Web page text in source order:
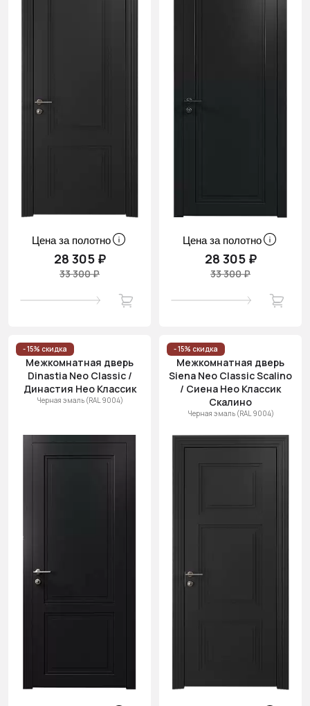
Цена за полотно
28 305 ₽
33 300 ₽
Цена за полотно
28 305 ₽
33 300 ₽
- 15% скидка
Межкомнатная дверь
Dinastia Neo Classic /
Династия Нео Классик
Черная эмаль (RAL 9004)
- 15% скидка
Межкомнатная дверь
Siena Neo Classic Scalino
/ Сиена Нео Классик
Скалино
Черная эмаль (RAL 9004)